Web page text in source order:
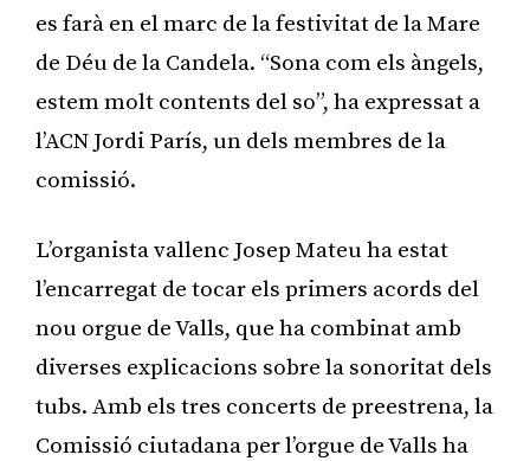
es farà en el marc de la festivitat de la Mare
de Déu de la Candela. “Sona com els àngels,
estem molt contents del so”, ha expressat a
l’ACN Jordi París, un dels membres de la
comissió.
L’organista vallenc Josep Mateu ha estat
l’encarregat de tocar els primers acords del
nou orgue de Valls, que ha combinat amb
diverses explicacions sobre la sonoritat dels
tubs. Amb els tres concerts de preestrena, la
Comissió ciutadana per l’orgue de Valls ha